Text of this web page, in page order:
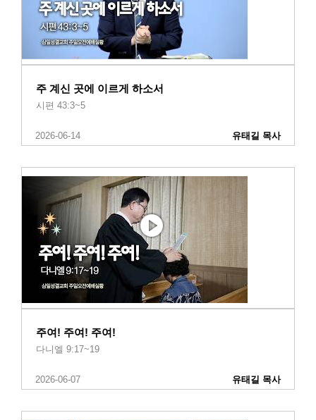
주 계신 곳에 이르게 하소서
시편 43:3~5
2026-06-14 유태길 목사
주여! 주여! 주여!
다니엘 9:17~19
2026-06-07 유태길 목사